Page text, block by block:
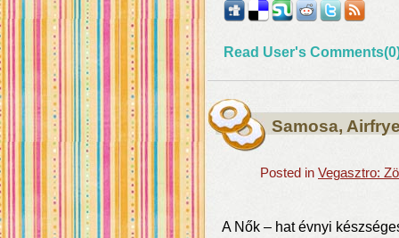
Read User's
Samosa,
Posted in Vegasztro:
A Nők – hat évnyi